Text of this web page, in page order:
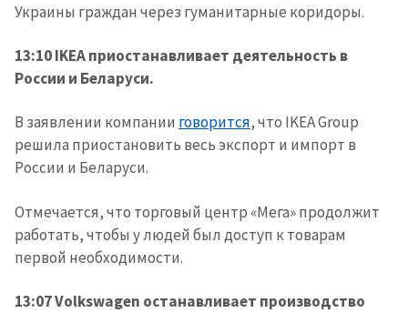
Украины граждан через гуманитарные коридоры.
13:10 IKEA приостанавливает деятельность в
России и Беларуси.
В заявлении компании говорится, что IKEA Group
решила приостановить весь экспорт и импорт в
России и Беларуси.
Отмечается, что торговый центр «Мега» продолжит
работать, чтобы у людей был доступ к товарам
первой необходимости.
13:07 Volkswagen останавливает производство